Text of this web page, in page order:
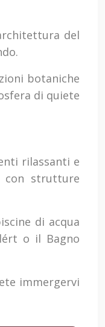
del
botaniche
di quiete
rilassanti e
con strutture
di acqua
o il Bagno
immergervi